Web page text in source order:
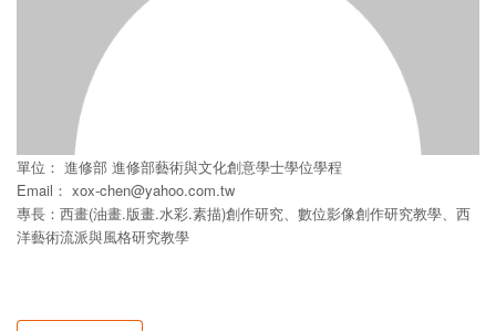
單位： 進修部 進修部藝術與文化創意學士學位學程
Email： xox-chen@yahoo.com.tw
專長：西畫(油畫.版畫.水彩.素描)創作研究、數位影像創作研究教學、西
洋藝術流派與風格研究教學